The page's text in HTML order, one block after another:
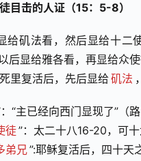
目击的人证（15：5-8）
给矶法看，然后显给十二
后显给雅各看，再显给众
里复活后，先后显给 矶法 ，
：“主已经向西门显现了”（
徒”：太二十八16-20，可
弟兄”:耶稣复活后，四十天